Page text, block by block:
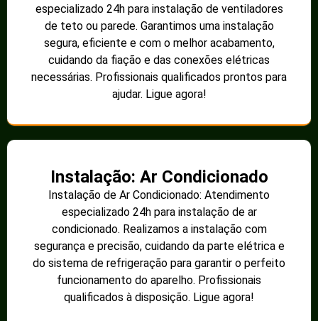
especializado 24h para instalação de ventiladores
de teto ou parede. Garantimos uma instalação
segura, eficiente e com o melhor acabamento,
cuidando da fiação e das conexões elétricas
necessárias. Profissionais qualificados prontos para
ajudar. Ligue agora!
Instalação: Ar Condicionado
Instalação de Ar Condicionado: Atendimento
especializado 24h para instalação de ar
condicionado. Realizamos a instalação com
segurança e precisão, cuidando da parte elétrica e
do sistema de refrigeração para garantir o perfeito
funcionamento do aparelho. Profissionais
qualificados à disposição. Ligue agora!